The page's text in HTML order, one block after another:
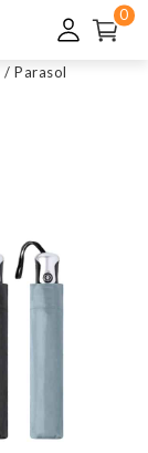
0
/ Parasol